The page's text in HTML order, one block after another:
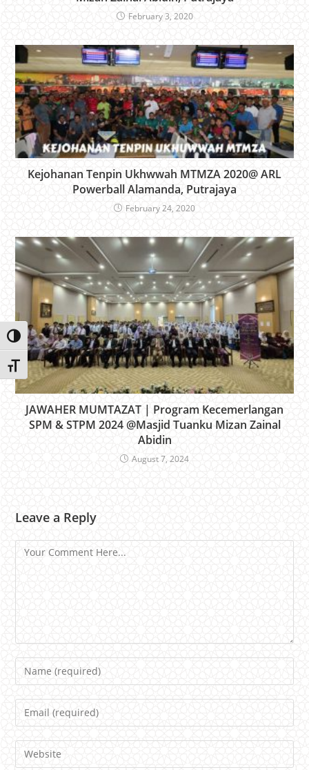
Toggle High Contrast
Toggle Font size
February 3, 2020
Kejohanan Tenpin Ukhwwah MTMZA 2020@ ARL
Powerball Alamanda, Putrajaya
February 24, 2020
JAWAHER MUMTAZAT | Program Kecemerlangan
SPM & STPM 2024 @Masjid Tuanku Mizan Zainal
Abidin
August 7, 2024
Leave a Reply
Comment
Name
Email
Website